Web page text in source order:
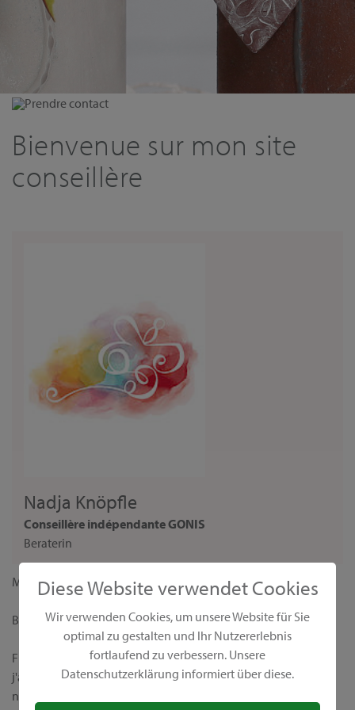
Diese Website verwendet Cookies
Wir verwenden Cookies, um unsere Website für Sie
optimal zu gestalten und Ihr Nutzererlebnis
fortlaufend zu verbessern. Unsere
Datenschutzerklärung informiert über diese.
Prendre contact
Bienvenue sur mon site
conseillère
Nadja Knöpfle
Conseillère indépendante GONIS
Beraterin
Madame,
Bienvenue sur ma page personnelle de conseillère GONIS !
Fidèle à la devise "Nous rendons le monde plus coloré",
j'aimerais vous présenter nos produits créatifs uniques et leurs
nombreuses possibilités d’application. Chez GONIS, vous